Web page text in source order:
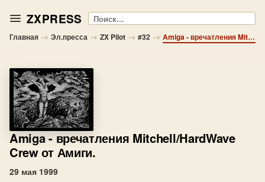
ZXPRESS Поиск
Главная → Эл.пресса → ZX Pilot → #32 → Amiga - вречатления Mitchell/HardWave Crew от Амиги.
Amiga- вречатления Mitchell/HardWave
Crew от Амиги.
29 мая 1999